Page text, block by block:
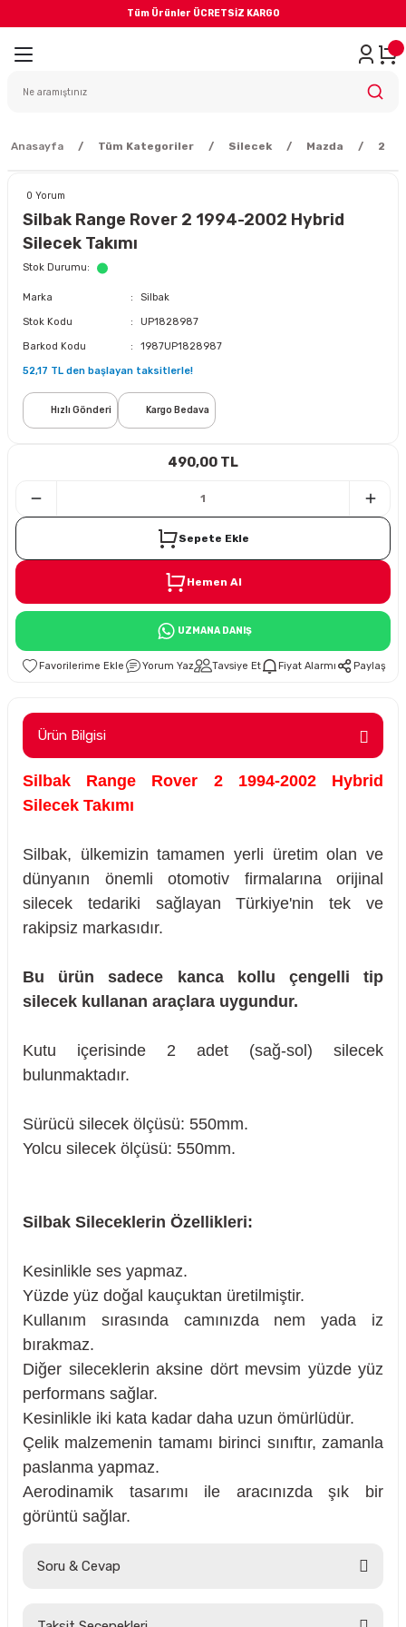
Tüm Ürünler ÜCRETSİZ KARGO
Geri Dön
Sistemi
Rulman
Anasayfa Tüm Kategoriler Silecek Mazda 2
0 Yorum
Silbak Range Rover 2 1994-2002 Hybrid
Silecek Takımı
Stok Durumu
Marka Silbak
Stok Kodu UP1828987
Barkod Kodu 1987UP1828987
52,17 TL den başlayan taksitlerle!
Hızlı Gönderi Kargo Bedava
490,00 TL
Sepete Ekle
Hemen Al
UZMANA DANIŞ
Yorum Yaz Tavsiye Et Fiyat Alarmı Paylaş
Ürün Bilgisi
Silbak Range Rover 2 1994-2002 Hybrid
Silecek Takımı
Silbak, ülkemizin tamamen yerli üretim olan ve
dünyanın önemli otomotiv firmalarına orijinal
silecek tedariki sağlayan Türkiye'nin tek ve
rakipsiz markasıdır.
Bu ürün sadece kanca kollu çengelli tip
silecek kullanan araçlara uygundur.
Kutu içerisinde 2 adet (sağ-sol) silecek
bulunmaktadır.
Sürücü silecek ölçüsü: 550mm.
Yolcu silecek ölçüsü: 550mm.
Silbak Sileceklerin Özellikleri:
Kesinlikle ses yapmaz.
Yüzde yüz doğal kauçuktan üretilmiştir.
Kullanım sırasında camınızda nem yada iz
bırakmaz.
Diğer sileceklerin aksine dört mevsim yüzde yüz
performans sağlar.
Kesinlikle iki kata kadar daha uzun ömürlüdür.
Çelik malzemenin tamamı birinci sınıftır, zamanla
paslanma yapmaz.
Aerodinamik tasarımı ile aracınızda şık bir
görüntü sağlar.
Soru & Cevap